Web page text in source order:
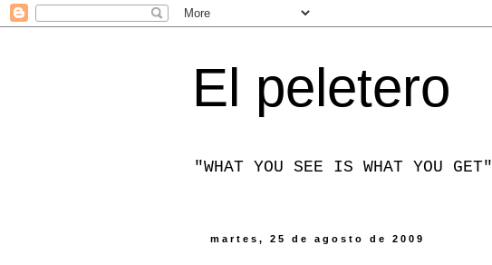
El peletero
"WHAT YOU SEE IS WHAT YOU GET"
martes, 25 de agosto de 2009